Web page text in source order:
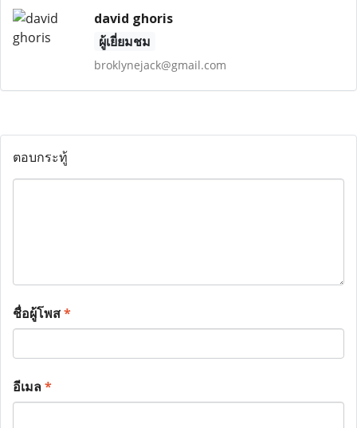
david ghoris
ผู้เยี่ยมชม
broklynejack@gmail.com
ตอบกระทู้
ชื่อผู้โพส*
อีเมล*